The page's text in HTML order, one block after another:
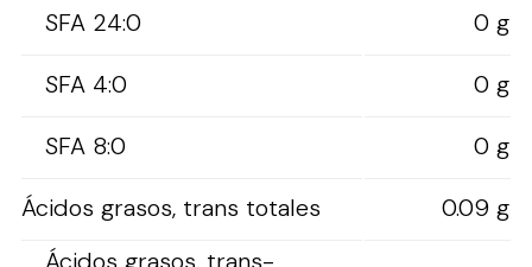
SFA 24:0
0 g
SFA 4:0
0 g
SFA 8:0
0 g
Ácidos grasos, trans totales
0.09 g
Ácidos grasos, trans-